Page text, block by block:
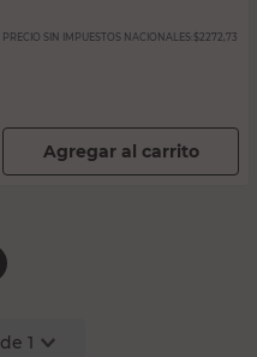
PRECIO SIN IMPUESTOS NACIONALES: $2272,73
Agregar al carrito
de 1